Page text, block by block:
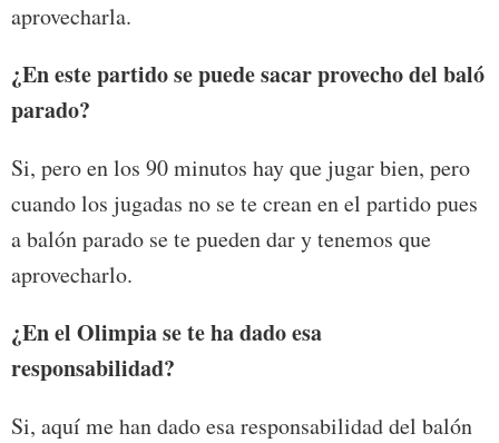
aprovecharla.
¿En este partido se puede sacar provecho del baló
parado?
Si, pero en los 90 minutos hay que jugar bien, pero
cuando los jugadas no se te crean en el partido pues
a balón parado se te pueden dar y tenemos que
aprovecharlo.
¿En el Olimpia se te ha dado esa
responsabilidad?
Si, aquí me han dado esa responsabilidad del balón